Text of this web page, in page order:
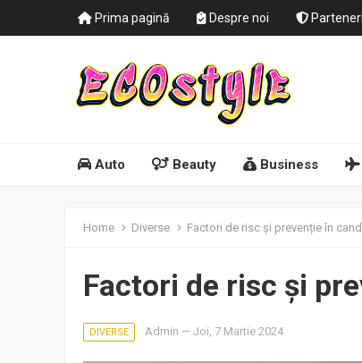
Prima pagină Despre noi
Auto Beauty Business
Home Diverse Factori de risc și prevenție în
Factori de risc și
DIVERSE Admin — Joi, 7 Martie 2024